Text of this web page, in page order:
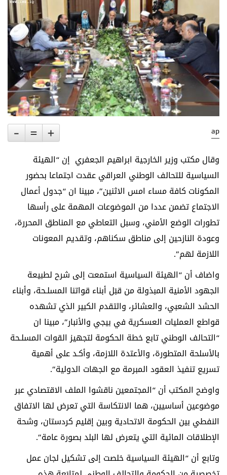
ap
+
=
-
وقال مكتب وزير الخارجية ابراهيم الجعفري إن “الهيئة
السياسية للتحالف الوطني العراقي عقدت اجتماعا بحضور
المكونات كافة مساء امس الاثنين”، مبينا ان “جدول أعمال
الاجتماع تضمن عددا من الموضوعات المهمة على رأسها
تطورات الوضع الأمني، وسبل التعاطي مع المناطق المحررة،
وعودة النازحين إلى مناطق سكناهم، وتقديم المعونات
اللازمة لهم”.
واضاف أن “الهيئة السياسية استمعت إلى شرح لطبيعة
الجهود الأمنية المبذولة من قبَل أبناء قواتنا المسلـحة، وأبناء
الحشد الشعبي، والعشائر، والتقدم الكبير الذي تشهده
قواطع العمليات العسكرية في بيجي والأنبار”، مبينا ان
“التحالف الوطني تابع خطة الحكومة لتجهيز القوات المسلـحة
بالأسلحة المتطورة، والأعتدة اللازمة، وأكـد على أهمية
تسريع تنفيذ العقود المبرمة مع الجهات الدولية”.
واوضح المكتب أن “المجتمعين ناقشوا الملف الاقتصادي عبر
موضوعين أساسيين، هما الانتكاسة التي تعرض لها الاتفاق
النفطي بين الحكومة الاتحادية وبين إقليم كردستان، وشحة
الإطلاقات المائية التي يتعرض لها البلد بصورة عامة”.
وتابع أن “الهيئة السياسية خلصت إلى تشكيل لجان عمل